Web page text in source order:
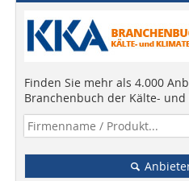
Finden Sie mehr als 4.000
Branchenbuch der Kälte-